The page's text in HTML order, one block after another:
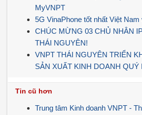
MyVNPT
5G VinaPhone tốt nhất Việt
CHÚC MỪNG 03 CHỦ NHÂN
THÁI NGUYÊN!
VNPT THÁI NGUYÊN TRIỂN
SẢN XUẤT KINH DOANH QUÝ
Tin cũ hơn
Trung tâm Kinh doanh VNPT -